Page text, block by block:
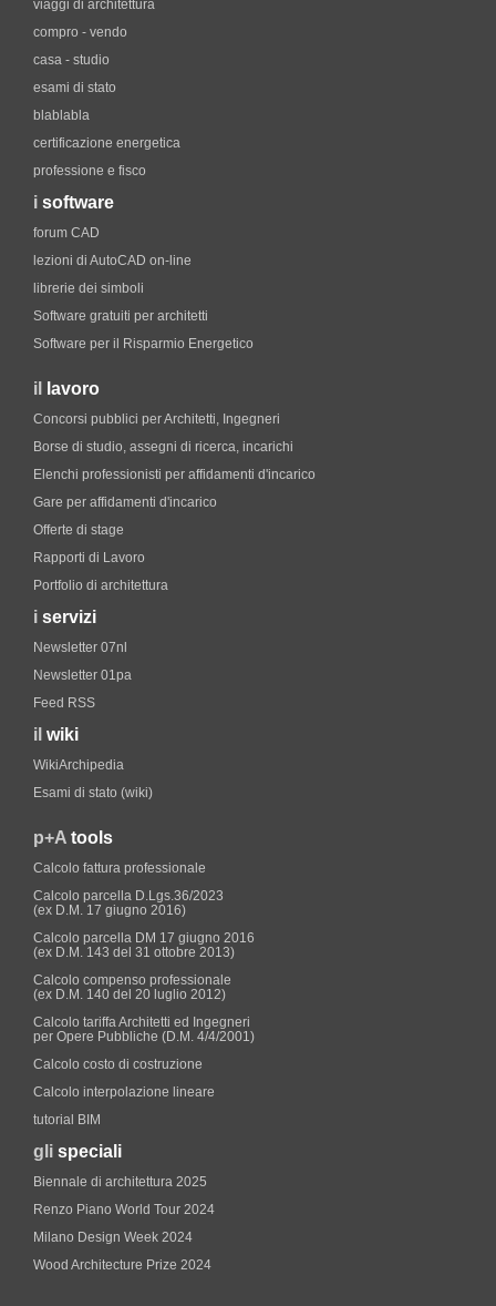
viaggi di architettura
compro - vendo
casa - studio
esami di stato
blablabla
certificazione energetica
professione e fisco
i software
forum CAD
lezioni di AutoCAD on-line
librerie dei simboli
Software gratuiti per architetti
Software per il Risparmio Energetico
il lavoro
Concorsi pubblici per Architetti, Ingegneri
Borse di studio, assegni di ricerca, incarichi
Elenchi professionisti per affidamenti d'incarico
Gare per affidamenti d'incarico
Offerte di stage
Rapporti di Lavoro
Portfolio di architettura
i servizi
Newsletter 07nl
Newsletter 01pa
Feed RSS
il wiki
WikiArchipedia
Esami di stato (wiki)
p+A tools
Calcolo fattura professionale
Calcolo parcella D.Lgs.36/2023
(ex D.M. 17 giugno 2016)
Calcolo parcella DM 17 giugno 2016
(ex D.M. 143 del 31 ottobre 2013)
Calcolo compenso professionale
(ex D.M. 140 del 20 luglio 2012)
Calcolo tariffa Architetti ed Ingegneri
per Opere Pubbliche (D.M. 4/4/2001)
Calcolo costo di costruzione
Calcolo interpolazione lineare
tutorial BIM
gli speciali
Biennale di architettura 2025
Renzo Piano World Tour 2024
Milano Design Week 2024
Wood Architecture Prize 2024